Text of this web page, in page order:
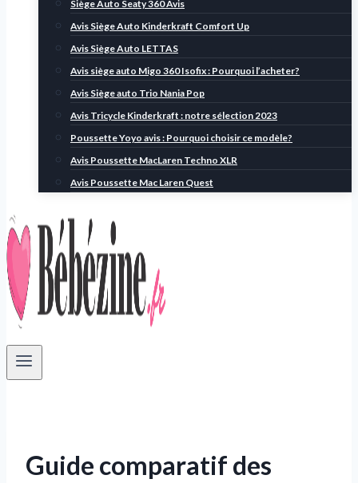
Siège Auto Seaty 360 Avis
Avis Siège Auto Kinderkraft Comfort Up
Avis Siège Auto LETTAS
Avis siège auto Migo 360 Isofix : Pourquoi l’acheter?
Avis Siège auto Trio Nania Pop
Avis Tricycle Kinderkraft : notre sélection 2023
Poussette Yoyo avis : Pourquoi choisir ce modèle?
Avis Poussette MacLaren Techno XLR
Avis Poussette Mac Laren Quest
Guide comparatif des